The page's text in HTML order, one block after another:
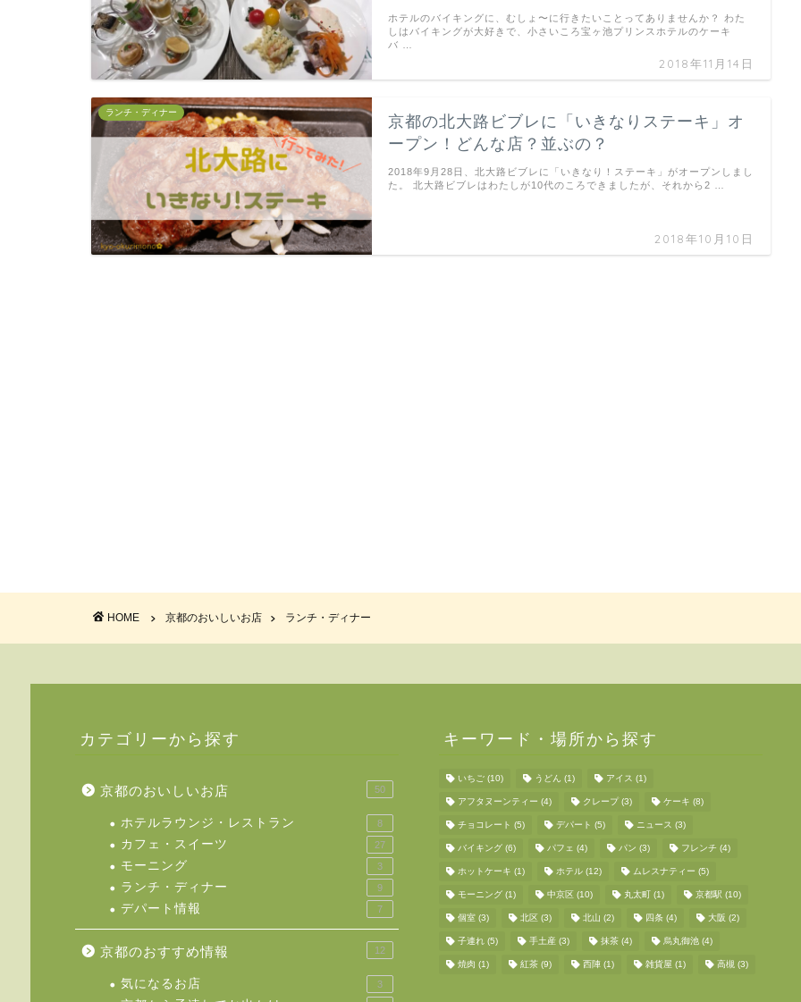
2018年11月14日
ホテルのバイキングに、むしょ〜に行きたいことってありませんか？ わた
しはバイキングが大好きで、小さいころ宝ヶ池プリンスホテルのケーキ
バ …
ランチ・ディナー
京都の北大路ビブレに「いきなりステーキ」オ
ープン！どんな店？並ぶの？
2018年10月10日
2018年9月28日、北大路ビブレに「いきなり！ステーキ」がオープンしまし
た。 北大路ビブレはわたしが10代のころできましたが、それから2 …
HOME 京都のおいしいお店 ランチ・ディナー
カテゴリーから探す
京都のおいしいお店 50
ホテルラウンジ・レストラン 8
カフェ・スイーツ 27
モーニング 3
ランチ・ディナー 9
デパート情報 7
京都のおすすめ情報 12
気になるお店 3
キーワード・場所から探す
いちご(10) うどん (1) アイス (1)
アフタヌーンティー (4) クレープ(3) ケーキ (8)
チョコレート (5) デパート (5) ニュース (3)
バイキング(6) パフェ (4) パン (3) フレンチ (4)
ホットケーキ (1) ホテル(12) ムレスナティー (5)
モーニング(1) 中京区 (10) 丸太町 (1) 京都駅 (10)
個室(3) 北区 (3) 北山 (2) 四条(4) 大阪 (2)
子連れ(5) 手土産(3) 抹茶(4) 烏丸御池(4)
焼肉 (1) 紅茶(9) 西陣(1) 雑貨屋 (1) 高槻(3)